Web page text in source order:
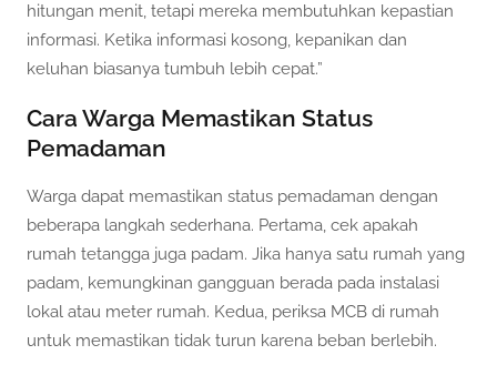
hitungan menit, tetapi mereka membutuhkan kepastian
informasi. Ketika informasi kosong, kepanikan dan
keluhan biasanya tumbuh lebih cepat.”
Cara Warga Memastikan Status
Pemadaman
Warga dapat memastikan status pemadaman dengan
beberapa langkah sederhana. Pertama, cek apakah
rumah tetangga juga padam. Jika hanya satu rumah yang
padam, kemungkinan gangguan berada pada instalasi
lokal atau meter rumah. Kedua, periksa MCB di rumah
untuk memastikan tidak turun karena beban berlebih.